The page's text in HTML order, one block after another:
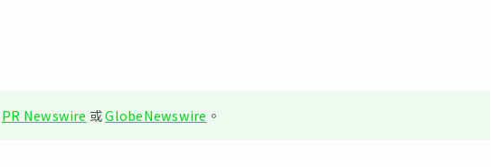
PR Newswire 或GlobeNewswire 。